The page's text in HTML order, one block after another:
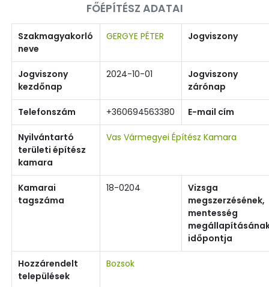
FŐÉPÍTÉSZ ADATAI
Szakmagyakorló
neve
GERGYE PÉTER Jogviszony
Jogviszony
kezdőnap
2024-10-01
Jogviszony
zárónap
Telefonszám +360694563380 E-mail cím
Nyilvántartó
területi építész
kamara
Vas Vármegyei Építész Kamara
Kamarai
tagszáma
18-0204
Vizsga
megszerzésének,
mentesség
időpontja
Hozzárendelt
települések
Bozsok